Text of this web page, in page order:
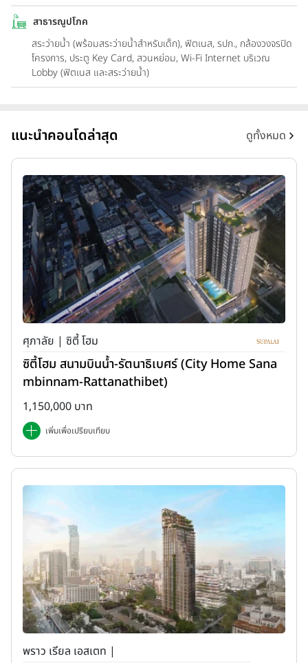
สาธารณูปโภค
สระว่ายน้ำ (พร้อมสระว่ายน้ำสำหรับเด็ก), ฟิตเนส, รปภ., กล้องวงจรปิด
โครงการ, ประตู Key Card, สวนหย่อม, Wi-Fi Internet บริเวณ
Lobby (ฟิตเนส และสระว่ายน้ำ)
แนะนำคอนโดล่าสุด ดูทั้งหมด
ศุภาลัย | ซิตี้ โฮม
ซิตี้โฮม สนามบินน้ำ-รัตนาธิเบศร์ (City Home Sana
mbinnam-Rattanathibet)
1,150,000 บาท
เพิ่มเพื่อเปรียบเทียบ
พราว เรียล เอสเตท |